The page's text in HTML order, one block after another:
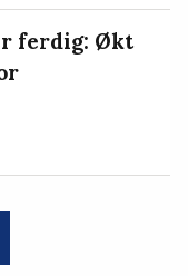
ferdig: Økt